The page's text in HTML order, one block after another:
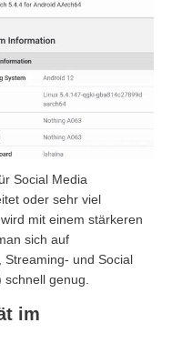
Social Media
oder sehr viel
mit einem stärkeren
sich auf
Streaming- und Social
genug.
im